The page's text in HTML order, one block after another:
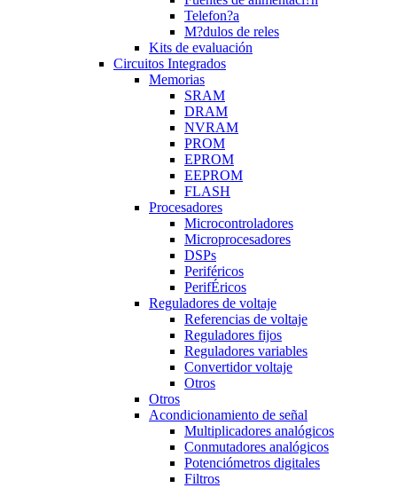
Telefon?a
M?dulos de reles
Kits de evaluación
Circuitos Integrados
Memorias
SRAM
DRAM
NVRAM
PROM
EPROM
EEPROM
FLASH
Procesadores
Microcontroladores
Microprocesadores
DSPs
Periféricos
PerifÉricos
Reguladores de voltaje
Referencias de voltaje
Reguladores fijos
Reguladores variables
Convertidor voltaje
Otros
Otros
Acondicionamiento de señal
Multiplicadores analógicos
Conmutadores analógicos
Potenciómetros digitales
Filtros